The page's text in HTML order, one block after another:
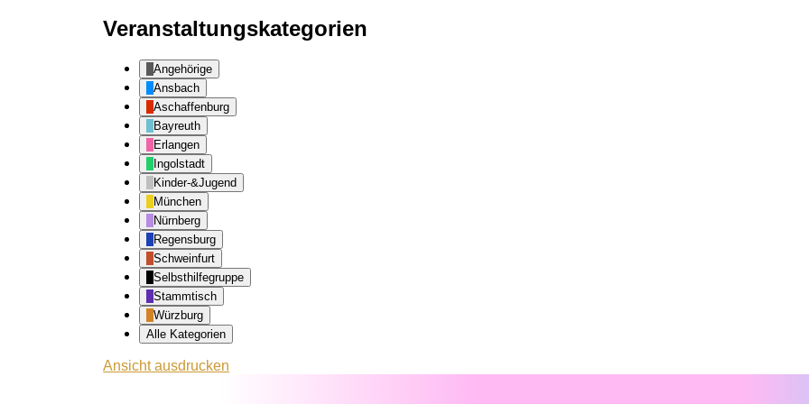
Veranstaltungskategorien
Angehörige
Ansbach
Aschaffenburg
Bayreuth
Erlangen
Ingolstadt
Kinder-&Jugend
München
Nürnberg
Regensburg
Schweinfurt
Selbsthilfegruppe
Stammtisch
Würzburg
Alle Kategorien
Ansichtausdrucken